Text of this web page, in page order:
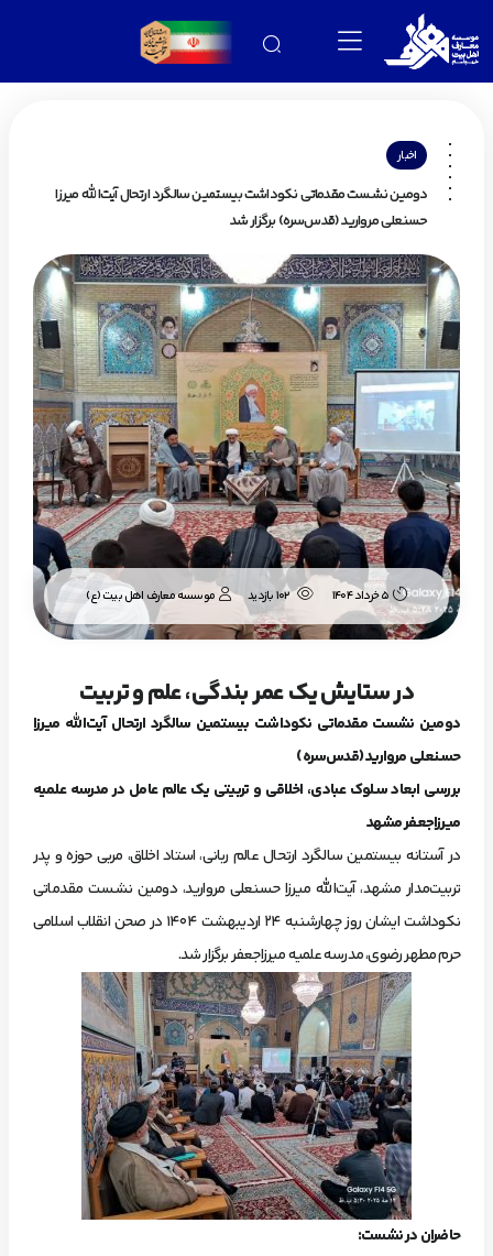
اخبار
دومین نشست مقدماتی نکوداشت بیستمین سالگرد ارتحال آیت‌الله میرزا
حسنعلی مروارید (قدس‌سره) برگزار شد
5 خرداد 1404 102 بازدید موسسه معارف اهل بیت (ع)
در ستایش یک عمر بندگی، علم و تربیت
دومین نشست مقدماتی نکوداشت بیستمین سالگرد ارتحال آیت‌الله میرزا
حسنعلی مروارید (قدس‌سره)
بررسی ابعاد سلوک عبادی، اخلاقی و تربیتی یک عالم عامل در مدرسه علمیه
میرزاجعفر مشهد
در آستانه بیستمین سالگرد ارتحال عالم ربانی، استاد اخلاق، مربی حوزه و پدر
تربیت‌مدار مشهد، آیت‌الله میرزا حسنعلی مروارید، دومین نشست مقدماتی
نکوداشت ایشان روز چهارشنبه ۲۴ اردیبهشت ۱۴۰۴ در صحن انقلاب اسلامی
حرم مطهر رضوی، مدرسه علمیه میرزاجعفر برگزار شد.
حاضران در نشست: